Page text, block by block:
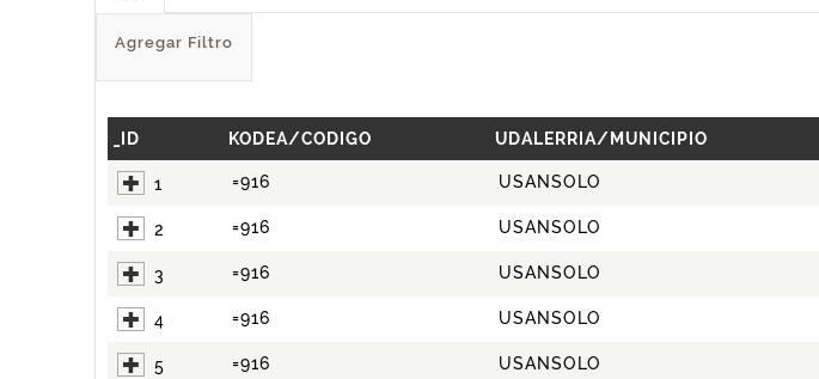
Agregar Filtro
_ID KODEA/CODIGO UDALERRIA/MUNICIPIO
1 =916 USANSOLO
2 =916 USANSOLO
3 =916 USANSOLO
4 =916 USANSOLO
5 =916 USANSOLO